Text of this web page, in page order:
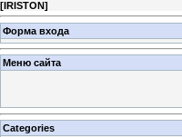
[IRISTON]
Форма входа
Меню сайта
Categories